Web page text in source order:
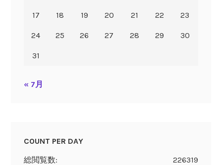
17 18 19 20 21 22 23
24 25 26 27 28 29 30
31
« 7月
COUNT PER DAY
226319
総閲覧数: